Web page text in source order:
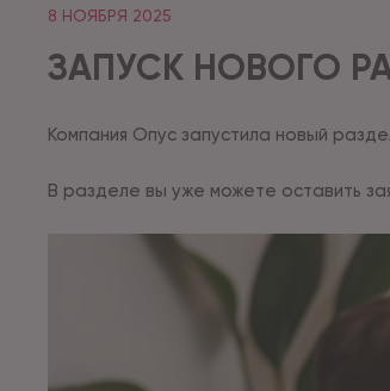
8 НОЯБРЯ 2025
ЗАПУСК НОВОГО
Компания Опус запустила новый
В разделе вы уже можете оставить